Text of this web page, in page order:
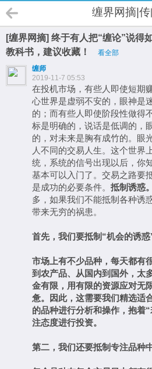
缠界网摘|传
[缠界网摘] 终于有人把“缠论”说得
教科书，建议收藏！
看全部
缠师
2019-11-7 05:53
在投机市场，有些人即使短期
心世界是虚弱不安的，眼神是
的；而有些人即使阶段性做得
标是明确的，说话是低调的，
的，对未来是胸有成竹的。眼
人不同的交易人生。这个世界
统，系统的信号出现以后，你
基本可以入门了。交易之路要
是成功的必要条件。 抵制诱惑。
多，如果我们不能抵制各种诱
带来无穷的祸患。
首先，我们要抵制 “机会的诱惑
市场上有不少品种，每天都有
到农产品、从国内到国外，太
金有限，用有限的资源应对无
惫。因此，这需要我们精选适
的品种进行分析和操作，抱着“
注态度进行投资。
第二，我们还要抵制专注品种